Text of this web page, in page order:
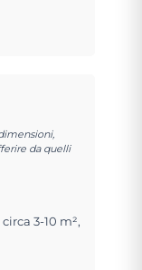
da quelli
3-10 m²,